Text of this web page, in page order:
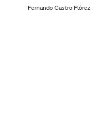
Fernando Castro Flórez